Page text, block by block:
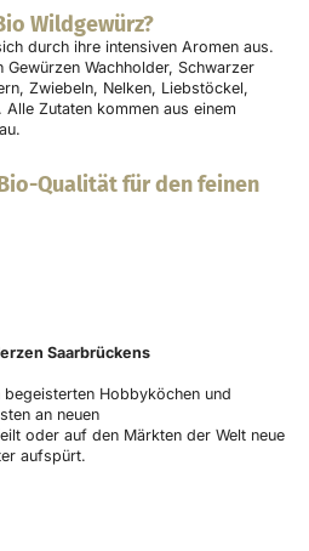
Wildgewürz?
durch ihre intensiven Aromen aus.
Gewürzen Wachholder, Schwarzer
Zwiebeln, Nelken, Liebstöckel,
Zutaten kommen aus einem
Qualität für den feinen
Saarbrückens
Hobbyköchen und
an neuen
oder auf den Märkten der Welt neue
aufspürt.